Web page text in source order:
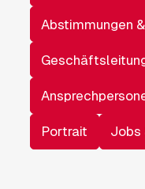
Abstimmungen
Portrait Jobs